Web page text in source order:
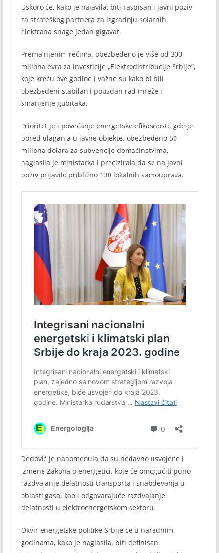
Uskoro će, kako je najavila, biti raspisan i javni poziv
za strateškog partnera za izgradnju solarnih
elektrana snage jedan gigavat.
Prema njenim rečima, obezbeđeno je više od 300
miliona evra za investicije „Elektrodistribucije Srbije”,
koje kreću ove godine i važne su kako bi bili
obezbeđeni stabilan i pouzdan rad mreže i
smanjenje gubitaka.
Prioritet je i povećanje energetske efikasnosti, gde je
pored ulaganja u javne objekte, obezbeđeno 50
miliona dolara za subvencije domaćinstvima,
naglasila je ministarka i precizirala da se na javni
poziv prijavilo približno 130 lokalnih samouprava.
Đedović je napomenula da su nedavno usvojene i
izmene Zakona o energetici, koje će omogućiti puno
razdvajanje delatnosti transporta i snabdevanja u
oblasti gasa, kao i odgovarajuće razdvajanje
delatnosti u elektroenergetskom sektoru.
Okvir energetske politike Srbije će u narednim
godinama, kako je naglasila, biti definisan